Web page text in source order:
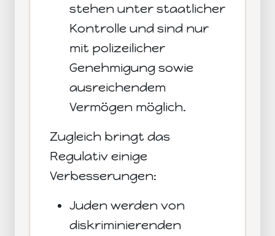
stehen unter staatlicher
Kontrolle und sind nur
mit polizeilicher
Genehmigung sowie
ausreichendem
Vermögen möglich.
Zugleich bringt das
Regulativ einige
Verbesserungen:
Juden werden von
diskriminierenden